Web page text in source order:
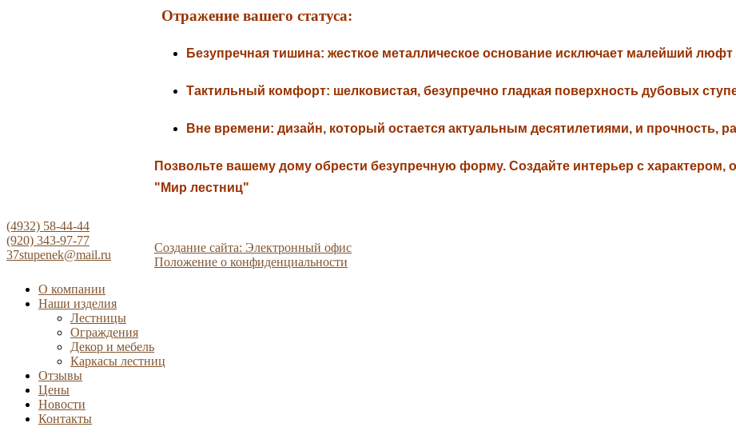
Отражение вашего статуса:
Безупречная тишина: жесткое металлическое основание исключает малейший
Тактильный комфорт: шелковистая, безупречно гладкая поверхность дубовых
Вне времени: дизайн, который остается актуальным десятилетиями, и прочность,
Позвольте вашему дому обрести безупречную форму. Создайте интерьер с
"Мир лестниц"
(4932) 58-44-44
(920) 343-97-77
37stupenek@mail.ru
Создание сайта: Электронный офис
Положение о конфиденциальности
О компании
Наши изделия
Лестницы
Ограждения
Декор и мебель
Каркасы лестниц
Отзывы
Цены
Новости
Контакты